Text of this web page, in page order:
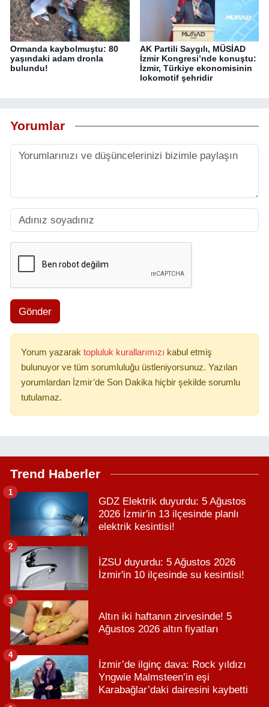
Ormanda kaybolmuştu: 80
yaşındaki adam dronla
bulundu!
AK Partili Saygılı, MÜSİAD
İzmir Kongresi’nde konuştu:
İzmir, Türkiye ekonomisinin
lokomotif şehridir
Yorumlar
Gönder
Yorum yazarak topluluk kurallarımızı kabul etmiş
bulunuyor ve tüm sorumluluğu üstleniyorsunuz. Yazılan
yorumlardan İzmir’de Son Dakika hiçbir şekilde sorumlu
tutulamaz.
Trend Haberler
GDZ Elektrik duyurdu: 5 Ağustos
2026 İzmir'in 13 ilçesinde planlı
elektrik kesintisi!
1
İZSU duyurdu: 5 Ağustos 2026
İzmir'in 10 ilçesinde su kesintisi!
2
Altın iki haftanın zirvesinde! 5
Ağustos 2026 altın fiyatları
3
İzmir’de ilginç dava: Rock yıldızı
Yngwie Malmsteen’in eşi
Karabağlar’daki dairesini kaybetti
4